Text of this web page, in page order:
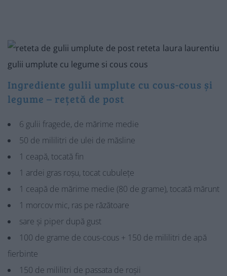
Ingrediente gulii umplute cu cous-cous și
legume – rețetă de post
6 gulii fragede, de mărime medie
50 de mililitri de ulei de măsline
1 ceapă, tocată fin
1 ardei gras roșu, tocat cubulețe
1 ceapă de mărime medie (80 de grame), tocată mărunt
1 morcov mic, ras pe răzătoare
sare și piper după gust
100 de grame de cous-cous + 150 de mililitri de apă
fierbinte
150 de mililitri de passata de roșii